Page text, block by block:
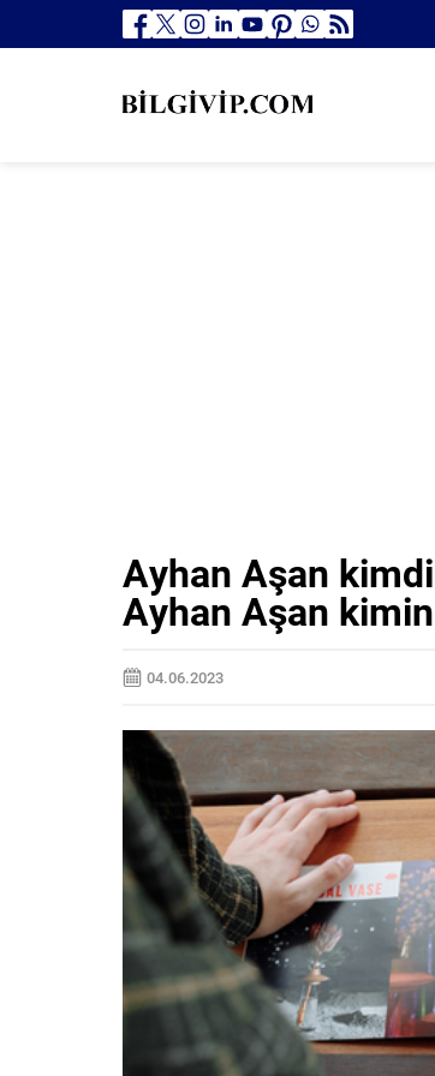
Ayhan Aşan
Ayhan Aşan
04.06.2023